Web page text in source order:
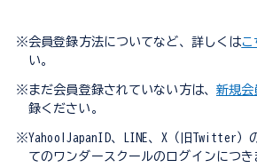
※会員登録方法についてなど、詳しくはこ
い。
※まだ会員登録されていない方は、 新規会
録ください。
※Yahoo!JapanID、LINE、X（旧Twitter）
てのワンダースクールのログインにつき